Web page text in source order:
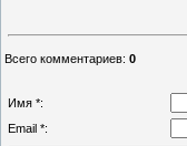
Всего комментариев: 0
Имя *:
Email *: